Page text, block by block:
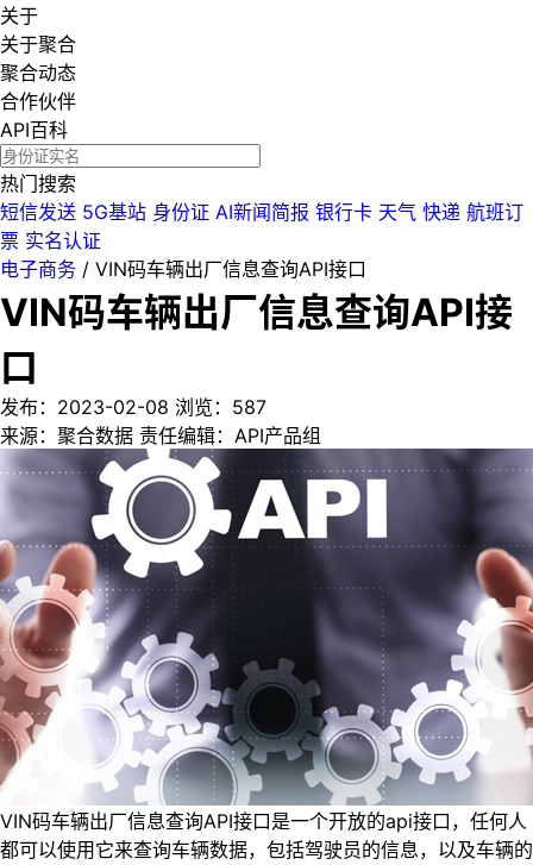
关于
关于聚合
聚合动态
合作伙伴
API百科
热门搜索
短信发送 5G基站 身份证 AI新闻简报 银行卡 天气 快递 航班订
票 实名认证
电子商务 / VIN码车辆出厂信息查询API接口
VIN码车辆出厂信息查询API接
口
发布：2023-02-08 浏览： 587
来源：聚合数据 责任编辑：API产品组
VIN码车辆出厂信息查询API接口是一个开放的api接口，任何人
都可以使用它来查询车辆数据，包括驾驶员的信息，以及车辆的